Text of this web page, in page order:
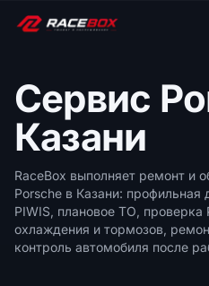
Сервис
Казани
RaceBox выполняет ремонт и
Porsche в Казани: профильная
PIWIS, плановое ТО, проверка
охлаждения и тормозов,
контроль автомобиля после